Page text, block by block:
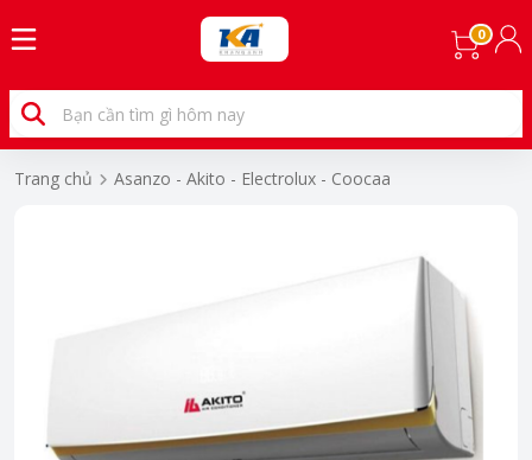
0
Trang chủ Asanzo - Akito - Electrolux - Coocaa